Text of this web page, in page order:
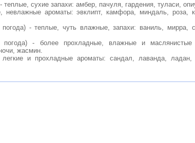
сухие запахи: амбер, пачуля, гардения, туласи,
невлажные ароматы: эвклипт, камфора, миндаль, роза,
- теплые, чуть влажные, запахи: ваниль, мирра,
погода) - более прохладные, влажные и маслянистые
жасмин.
и прохладные ароматы: сандал, лаванда, ладан,